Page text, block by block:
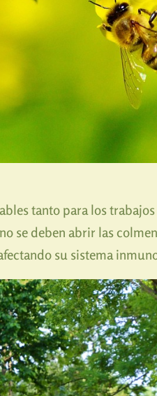
tanto para los
se deben abrir las
su sistema